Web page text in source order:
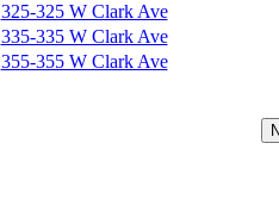
325-325 W Clark Ave
335-335 W Clark Ave
355-355 W Clark Ave